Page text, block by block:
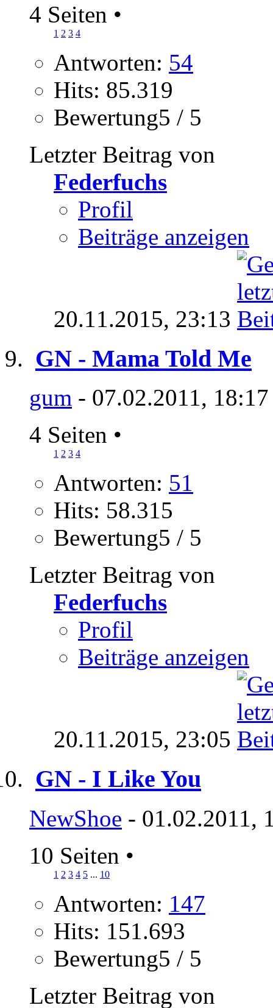
4 Seiten •
1 2 3 4
Antworten: 54
Hits: 85.319
Bewertung5 / 5
Letzter Beitrag von
Federfuchs
Profil
Beiträge anzeigen
20.11.2015, 23:13
GN - Mama Told Me
gum - 07.02.2011,
4 Seiten •
1 2 3 4
Antworten: 51
Hits: 58.315
Bewertung5 / 5
Letzter Beitrag von
Federfuchs
Profil
Beiträge anzeigen
20.11.2015, 23:05
GN - I Like You
NewShoe - 01.02.2011,
10 Seiten •
1 2 3 4 5 ... 10
Antworten: 147
Hits: 151.693
Bewertung5 / 5
Letzter Beitrag von